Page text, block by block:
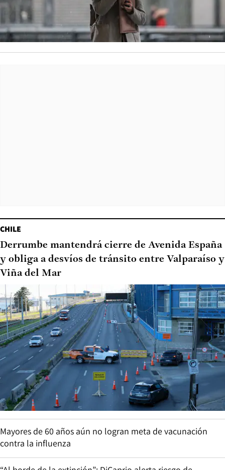
CHILE
Derrumbe mantendrá cierre de Avenida España
y obliga a desvíos de tránsito entre Valparaíso y
Viña del Mar
Mayores de 60 años aún no logran meta de vacunación
contra la influenza